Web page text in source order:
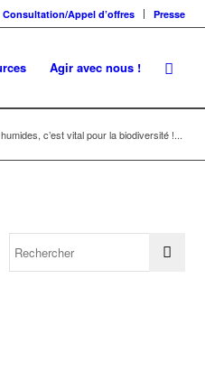
Consultation/Appel d’offres Presse
Agir avec nous !
c’est vital pour la biodiversité !...